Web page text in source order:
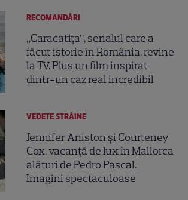
RECOMANDĂRI
„Caracatița”, serialul care a
făcut istorie în România, revine
la TV. Plus un film inspirat
dintr-un caz real incredibil
VEDETE STRĂINE
Jennifer Aniston și Courteney
Cox, vacanță de lux în Mallorca
alături de Pedro Pascal.
Imagini spectaculoase